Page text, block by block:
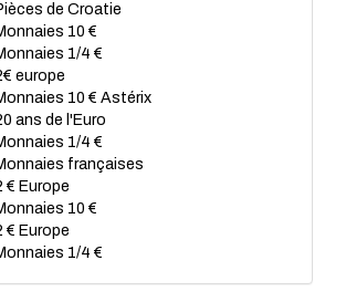
de Croatie
10 €
1/4 €
europe
10 € Astérix
ans de l'Euro
1/4 €
françaises
€ Europe
10 €
€ Europe
1/4 €